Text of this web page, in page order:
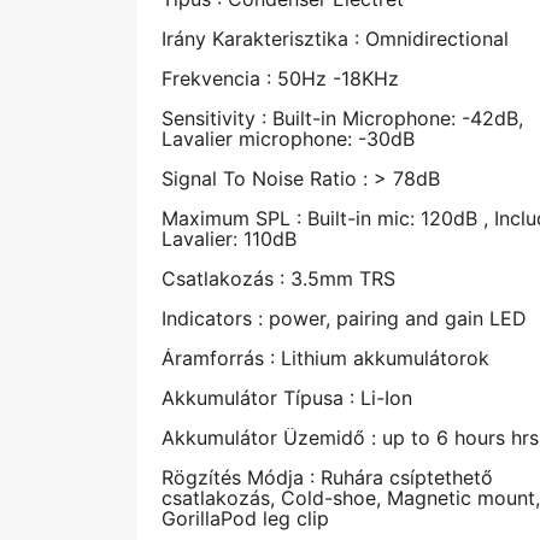
Irány Karakterisztika : Omnidirectional
Frekvencia : 50Hz -18KHz
Sensitivity : Built-in Microphone: -42dB,
Lavalier microphone: -30dB
Signal To Noise Ratio : > 78dB
Maximum SPL : Built-in mic: 120dB ,
Lavalier: 110dB
Csatlakozás : 3.5mm TRS
Indicators : power, pairing and gain LED
Áramforrás : Lithium akkumulátorok
Akkumulátor Típusa : Li-Ion
Akkumulátor Üzemidő : up to 6 hours hrs
Rögzítés Módja : Ruhára csíptethető
csatlakozás, Cold-shoe, Magnetic mount,
GorillaPod leg clip